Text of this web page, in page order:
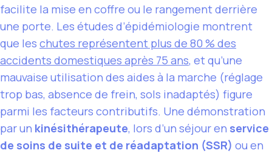
facilite la mise en coffre ou le rangement derrière
une porte. Les études d’épidémiologie montrent
que les chutes représentent plus de 80 % des
accidents domestiques après 75 ans, et qu’une
mauvaise utilisation des aides à la marche (réglage
trop bas, absence de frein, sols inadaptés) figure
parmi les facteurs contributifs. Une démonstration
par un kinésithérapeute, lors d’un séjour en service
de soins de suite et de réadaptation (SSR) ou en